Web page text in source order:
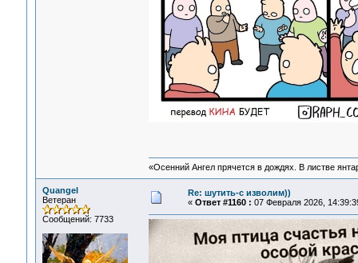
«Осенний Ангел прячется в дождях. В листве
Quangel
Ветеран
Сообщений: 7733
Re: шутить-с изволим))
« Ответ #1160 : 07 Февраля 2026,